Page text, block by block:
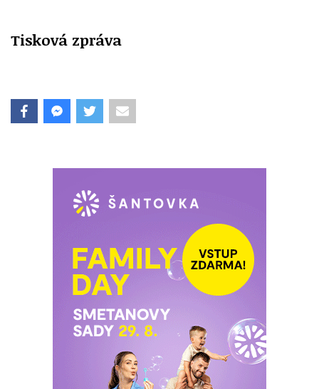
Tisková zpráva